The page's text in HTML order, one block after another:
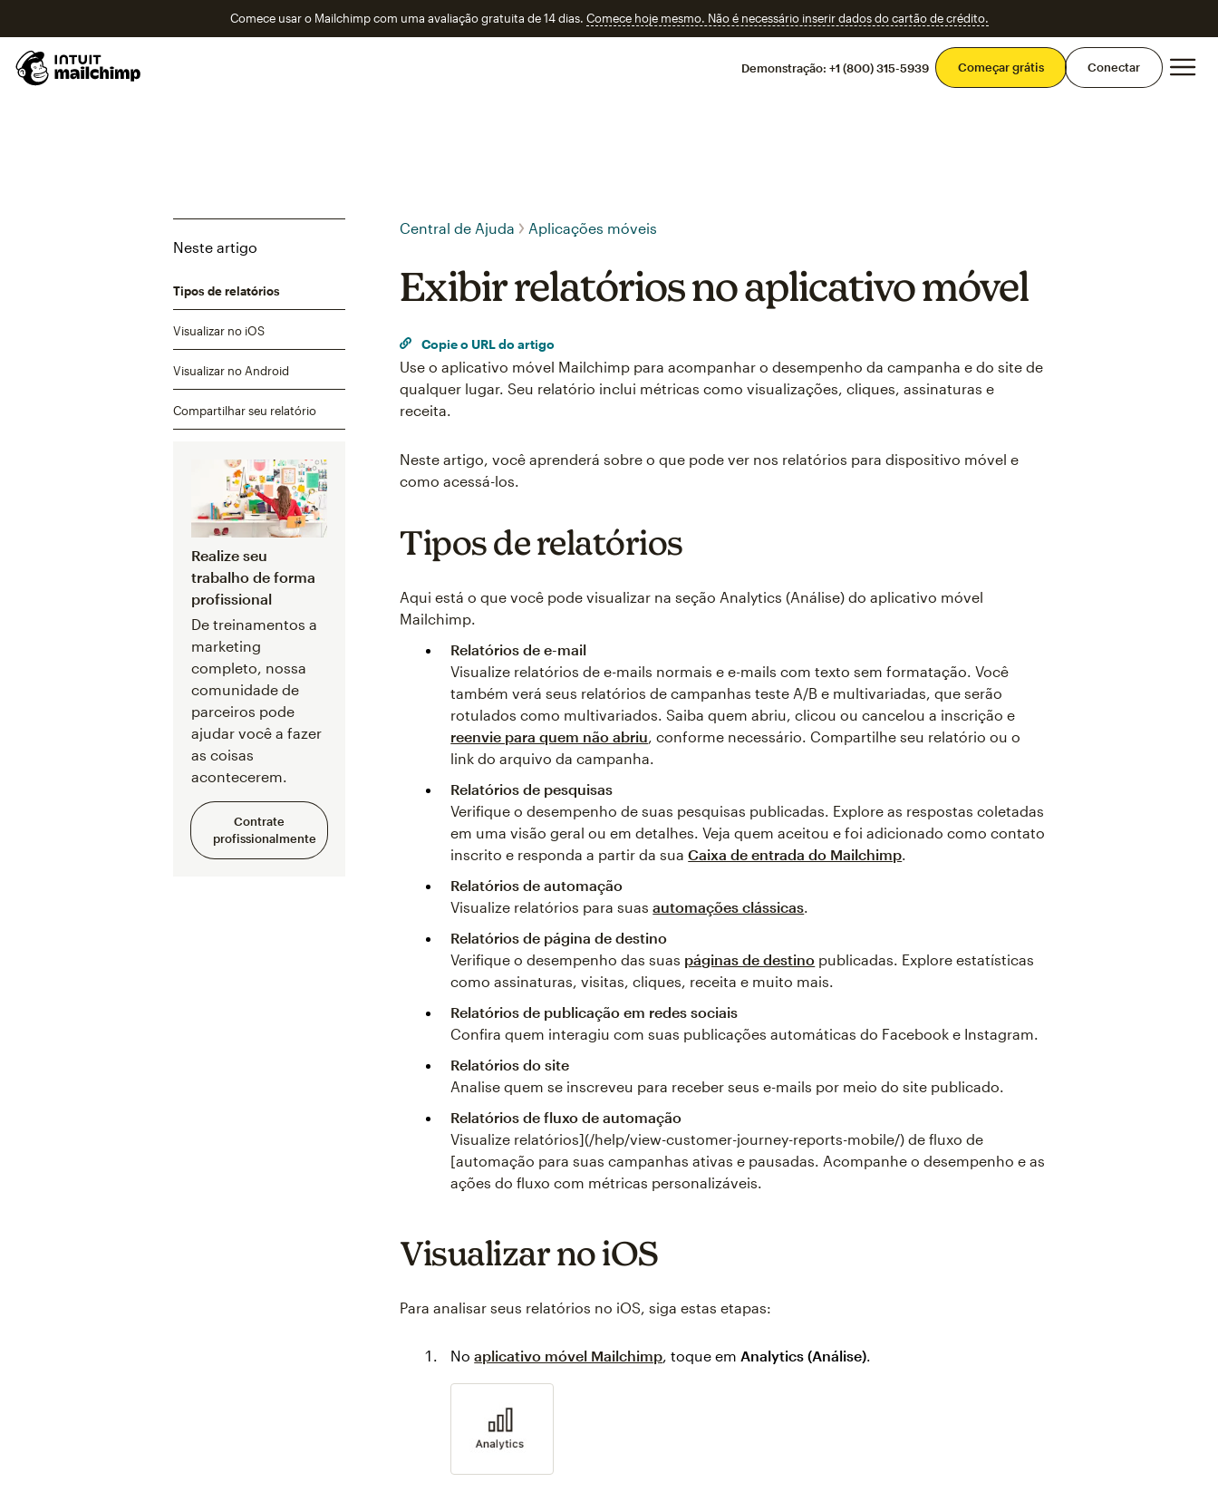
Comece usar o Mailchimp com uma avaliação gratuita de 14 dias. Comece hoje mesmo. Não é necessário inserir dados do cartão de crédito.
Demonstração: +1 (800) 315-5939 Começar grátis Conectar
Neste artigo
Tipos de relatórios
Visualizar no iOS
Visualizar no Android
Compartilhar seu relatório
Realize seu
trabalho de forma
profissional
De treinamentos a
marketing
completo, nossa
comunidade de
parceiros pode
ajudar você a fazer
as coisas
acontecerem.
Contrate
profissionalmente
Central de Ajuda Aplicações móveis
Exibir relatórios no aplicativo móvel
Copie o URL do artigo
Use o aplicativo móvel Mailchimp para acompanhar o desempenho da campanha e do site de
qualquer lugar. Seu relatório inclui métricas como visualizações, cliques, assinaturas e
receita.
Neste artigo, você aprenderá sobre o que pode ver nos relatórios para dispositivo móvel e
como acessá-los.
Tipos de relatórios
Aqui está o que você pode visualizar na seção Analytics (Análise) do aplicativo móvel
Mailchimp.
Relatórios de e-mail
Visualize relatórios de e-mails normais e e-mails com texto sem formatação. Você
também verá seus relatórios de campanhas teste A/B e multivariadas, que serão
rotulados como multivariados. Saiba quem abriu, clicou ou cancelou a inscrição e
reenvie para quem não abriu, conforme necessário. Compartilhe seu relatório ou o
link do arquivo da campanha.
Relatórios de pesquisas
Verifique o desempenho de suas pesquisas publicadas. Explore as respostas coletadas
em uma visão geral ou em detalhes. Veja quem aceitou e foi adicionado como contato
inscrito e responda a partir da suaCaixa de entrada do Mailchimp.
Relatórios de automação
Visualize relatórios para suasautomações clássicas.
Relatórios de página de destino
Verifique o desempenho das suas páginas de destino publicadas. Explore estatísticas
como assinaturas, visitas, cliques, receita e muito mais.
Relatórios de publicação em redes sociais
Confira quem interagiu com suas publicações automáticas do Facebook e Instagram.
Relatórios do site
Analise quem se inscreveu para receber seus e-mails por meio do site publicado.
Relatórios de fluxo de automação
Visualize relatórios](/help/view-customer-journey-reports-mobile/) de fluxo de
[automação para suas campanhas ativas e pausadas. Acompanhe o desempenho e as
ações do fluxo com métricas personalizáveis.
Visualizar no iOS
Para analisar seus relatórios no iOS, siga estas etapas:
Noaplicativo móvel Mailchimp, toque em Analytics (Análise).